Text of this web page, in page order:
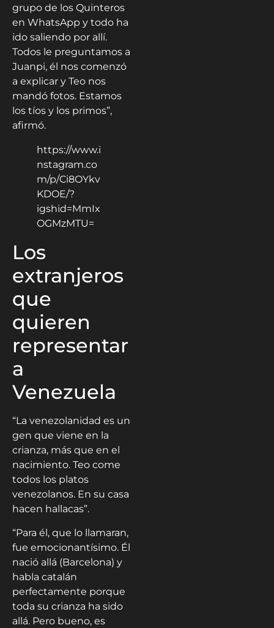
grupo de los Quinteros
en WhatsApp y todo ha
ido saliendo por allí.
Todos le preguntamos a
Juanpi, él nos comenzó
a explicar y Teo nos
mandó fotos. Estamos
los tíos y los primos”,
afirmó.
https://www.i
nstagram.co
m/p/Ci8OYkv
KDOE/?
igshid=MmIx
OGMzMTU=
Los
extranjeros
que
quieren
representar
a
Venezuela
“La venezolanidad es un
gen que viene en la
crianza, más que en el
nacimiento. Teo come
todos los platos
venezolanos. En su casa
hacen hallacas”.
“Para él, que lo llamaran,
fue emocionantísimo. Él
nació allá (Barcelona) y
habla catalán
perfectamente porque
toda su crianza ha sido
allá. Pero bueno, es